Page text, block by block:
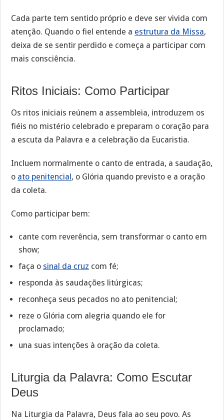
Cada parte tem sentido próprio e deve ser vivida com
atenção. Quando o fiel entende a estrutura da Missa,
deixa de se sentir perdido e começa a participar com
mais consciência.
Ritos Iniciais: Como Participar
Os ritos iniciais reúnem a assembleia, introduzem os
fiéis no mistério celebrado e preparam o coração para
a escuta da Palavra e a celebração da Eucaristia.
Incluem normalmente o canto de entrada, a saudação,
o ato penitencial, o Glória quando previsto e a oração
da coleta.
Como participar bem:
cante com reverência, sem transformar o canto em
show;
faça o sinal da cruz com fé;
responda às saudações litúrgicas;
reconheça seus pecados no ato penitencial;
reze o Glória com alegria quando ele for
proclamado;
una suas intenções à oração da coleta.
Liturgia da Palavra: Como Escutar
Deus
Na Liturgia da Palavra, Deus fala ao seu povo. As